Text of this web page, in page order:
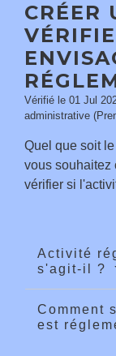
CRÉER
Vérifié le 01 Jul
administrative
Quel que soit
vous souhaitez
vérifier si
Activité
s'agit-il ?
Comment
est